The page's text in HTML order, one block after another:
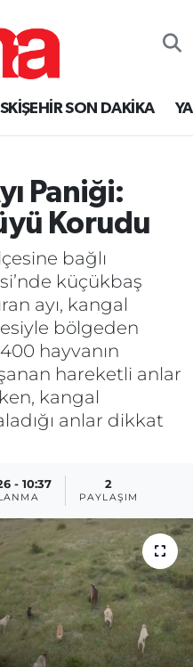
SON DAKİKA
Paniği:
Korudu
bağlı
küçükbaş
ayı, kangal
bölgeden
400 hayvanın
hareketli anlar
kangal
anlar dikkat
- 10:37 2
PAYLAŞIM